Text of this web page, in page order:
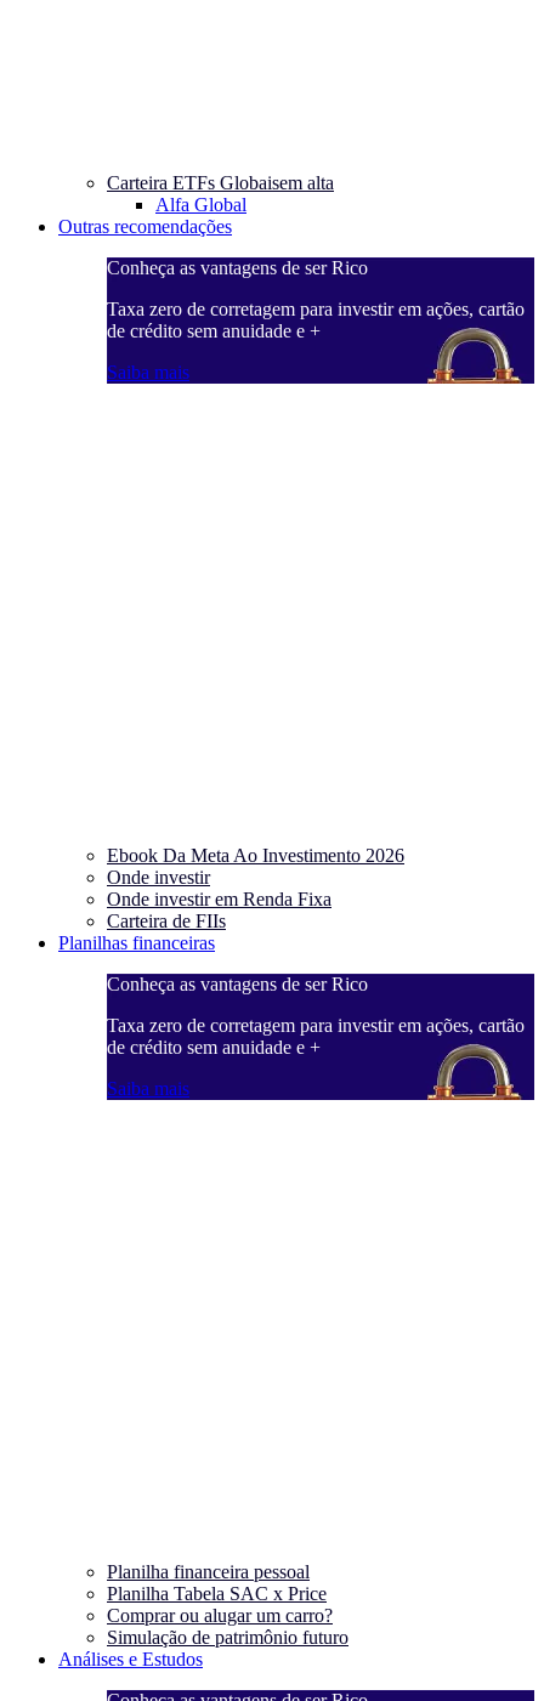
Carteira ETFs Globaisem alta
Alfa Global
Outras recomendações
Conheça as vantagens de ser Rico
Taxa zero de corretagem para investir em ações, cartão
de crédito sem anuidade e +
Saiba mais
Ebook Da Meta Ao Investimento 2026
Onde investir
Onde investir em Renda Fixa
Carteira de FIIs
Planilhas financeiras
Conheça as vantagens de ser Rico
Taxa zero de corretagem para investir em ações, cartão
de crédito sem anuidade e +
Saiba mais
Planilha financeira pessoal
Planilha Tabela SAC x Price
Comprar ou alugar um carro?
Simulação de patrimônio futuro
Análises e Estudos